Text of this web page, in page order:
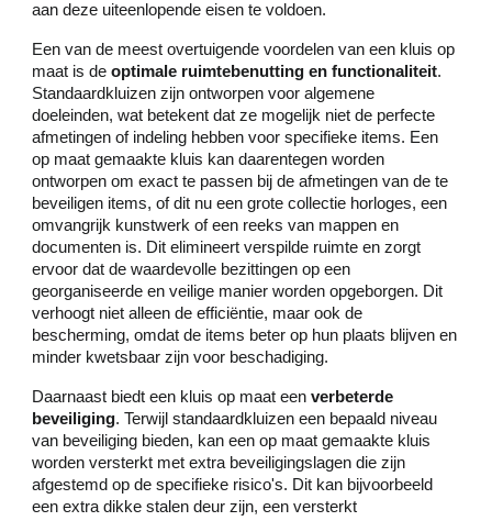
aan deze uiteenlopende eisen te voldoen.
Een van de meest overtuigende voordelen van een kluis op
maat is deoptimale ruimtebenutting en functionaliteit.
Standaardkluizen zijn ontworpen voor algemene
doeleinden, wat betekent dat ze mogelijk niet de perfecte
afmetingen of indeling hebben voor specifieke items. Een
op maat gemaakte kluis kan daarentegen worden
ontworpen om exact te passen bij de afmetingen van de te
beveiligen items, of dit nu een grote collectie horloges, een
omvangrijk kunstwerk of een reeks van mappen en
documenten is. Dit elimineert verspilde ruimte en zorgt
ervoor dat de waardevolle bezittingen op een
georganiseerde en veilige manier worden opgeborgen. Dit
verhoogt niet alleen de efficiëntie, maar ook de
bescherming, omdat de items beter op hun plaats blijven en
minder kwetsbaar zijn voor beschadiging.
Daarnaast biedt een kluis op maat eenverbeterde
beveiliging. Terwijl standaardkluizen een bepaald niveau
van beveiliging bieden, kan een op maat gemaakte kluis
worden versterkt met extra beveiligingslagen die zijn
afgestemd op de specifieke risico's. Dit kan bijvoorbeeld
een extra dikke stalen deur zijn, een versterkt